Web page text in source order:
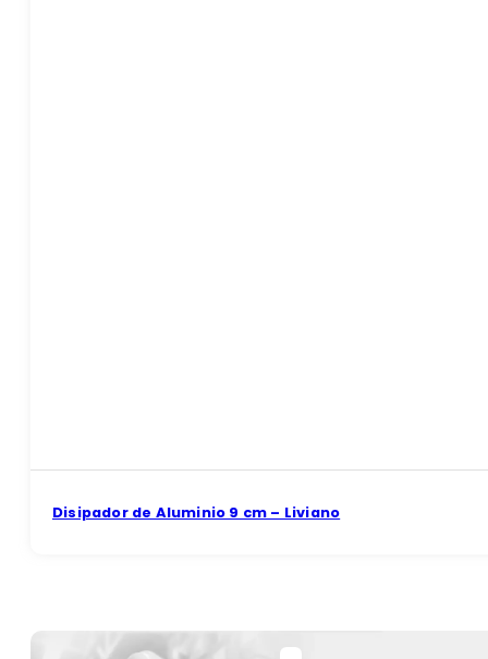
Disipador de Aluminio 9 cm – Liviano